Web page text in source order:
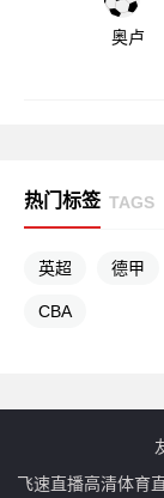
奥卢
热门标签 TAGS
英超 德甲
CBA
飞速直播高清体育